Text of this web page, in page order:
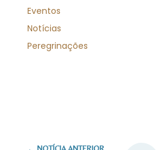
Eventos
Notícias
Peregrinações